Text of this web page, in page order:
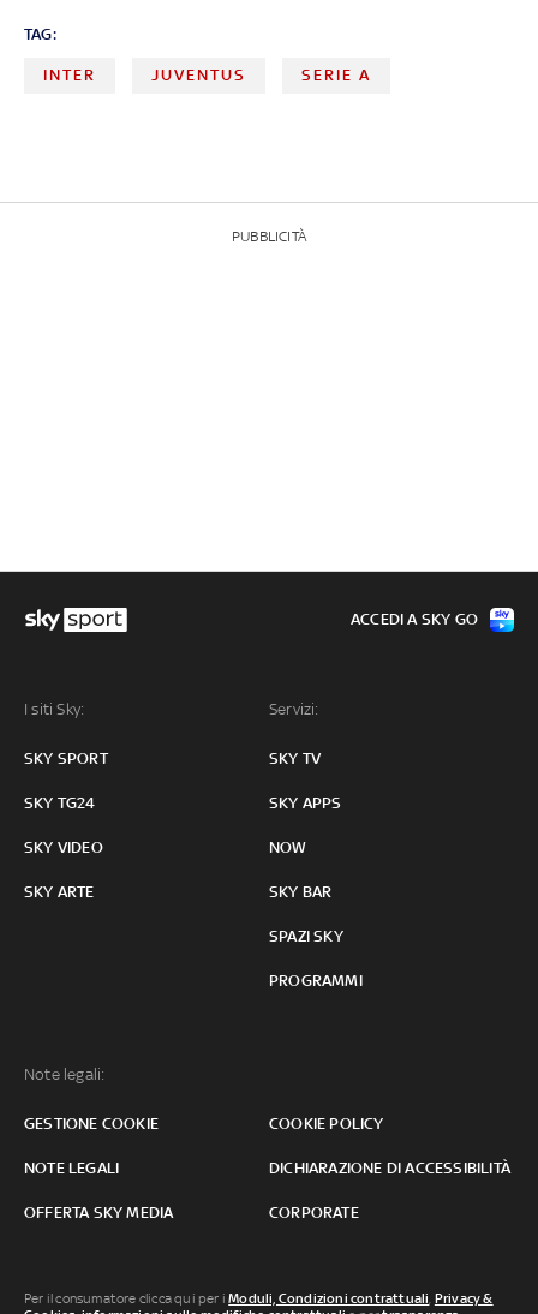
TAG:
INTER JUVENTUS SERIE A
PUBBLICITÀ
I siti Sky:
SKY SPORT
SKY TG24
SKY VIDEO
SKY ARTE
Servizi:
SKY TV
SKY APPS
NOW
SKY BAR
SPAZI SKY
PROGRAMMI
Note legali:
GESTIONE COOKIE COOKIE POLICY
NOTE LEGALI DICHIARAZIONE DI ACCESSIBILITÀ
OFFERTA SKY MEDIA CORPORATE
ACCEDI A SKY GO
Per il consumatore clicca qui per iModuli, Condizioni contrattuali Privacy &